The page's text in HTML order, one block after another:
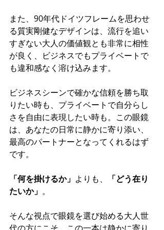
また、90年代ドイツフレームを思わせ
る質実剛健なデザインは、流行を追い
すぎない大人の価値観とも非常に相性
が良く、ビジネスでもプライベートで
も違和感なく溶け込みます。
ビジネスシーンで確かな信頼を勝ち取
りたい時も、プライベートで自分らし
さを自由に表現したい時も。この眼鏡
は、あなたの日常に静かに寄り添い、
最高のパートナーとなってくれるはず
です。
「何を掛けるか」 よりも、
「どう在り
たいか」 。
そんな視点で眼鏡を選び始める大人世